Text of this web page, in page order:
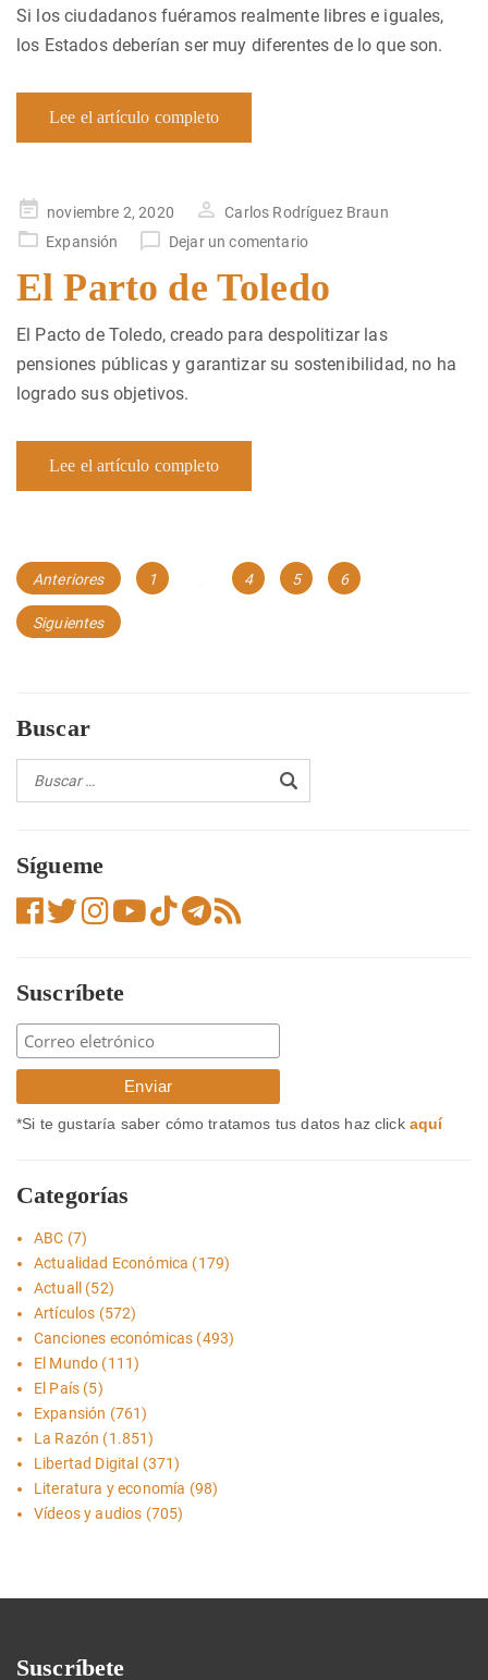
Si los ciudadanos fuéramos realmente libres e iguales,
los Estados deberían ser muy diferentes de lo que son.
Lee el artículo completo
Publicado
en
noviembre 2, 2020
Carlos Rodríguez Braun
Expansión
Dejar un comentario
El Parto de Toledo
El Pacto de Toledo, creado para despolitizar las
pensiones públicas y garantizar su sostenibilidad, no ha
logrado sus objetivos.
Lee el artículo completo
Navegación
de
Anteriores Página
1 Página
4 Página
5 Página
6
Siguientes
Buscar
Sígueme
Suscríbete
*Si te gustaría saber cómo tratamos tus datos haz click aquí
Categorías
ABC (7)
Actualidad Económica (179)
Actuall
(52)
Artículos (572)
Canciones económicas (493)
El Mundo (111)
El País (5)
Expansión (761)
La Razón (1.851)
Libertad Digital (371)
Literatura y economía (98)
Vídeos y audios (705)
Suscríbete